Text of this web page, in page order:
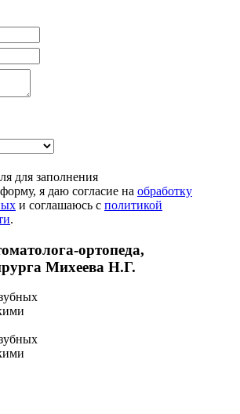
для заполнения
я даю согласие на обработку
и соглашаюсь с политикой
.
ортопеда,
Михеева Н.Г.